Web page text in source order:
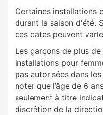
Certaines installations
durant la saison d'été.
ces dates peuvent
Les garçons de plus
installations pour
pas autorisées dans
noter que l’âge de 6
seulement à titre
discrétion de la